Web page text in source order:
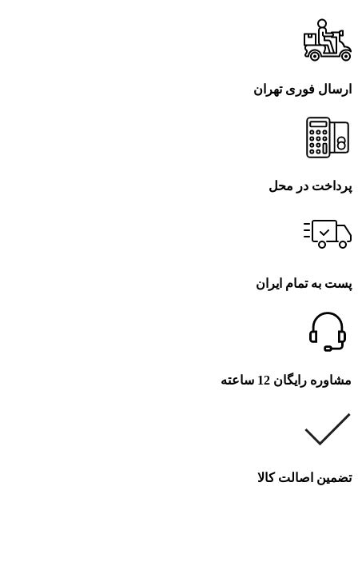
ارسال فوری تهران
پرداخت در محل
پست به تمام ایران
مشاوره رایگان 12 ساعته
تضمین اصالت کالا